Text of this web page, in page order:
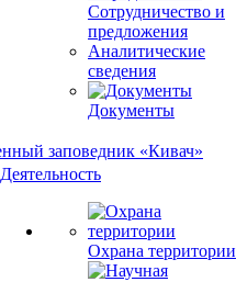
Сотрудничество и
предложения
Аналитические
сведения
Документы
Деятельность
Охрана территории